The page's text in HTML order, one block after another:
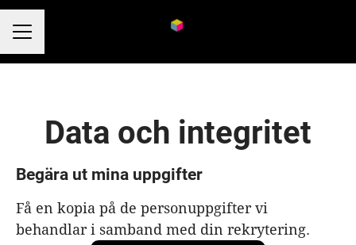
KARRIÄRMENY
Data och integritet
Begära ut mina uppgifter
Få en kopia på de personuppgifter vi
behandlar i samband med din rekrytering.